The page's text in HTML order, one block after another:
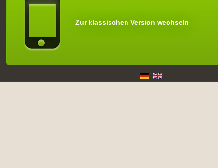
Zur klassischen Version wechseln